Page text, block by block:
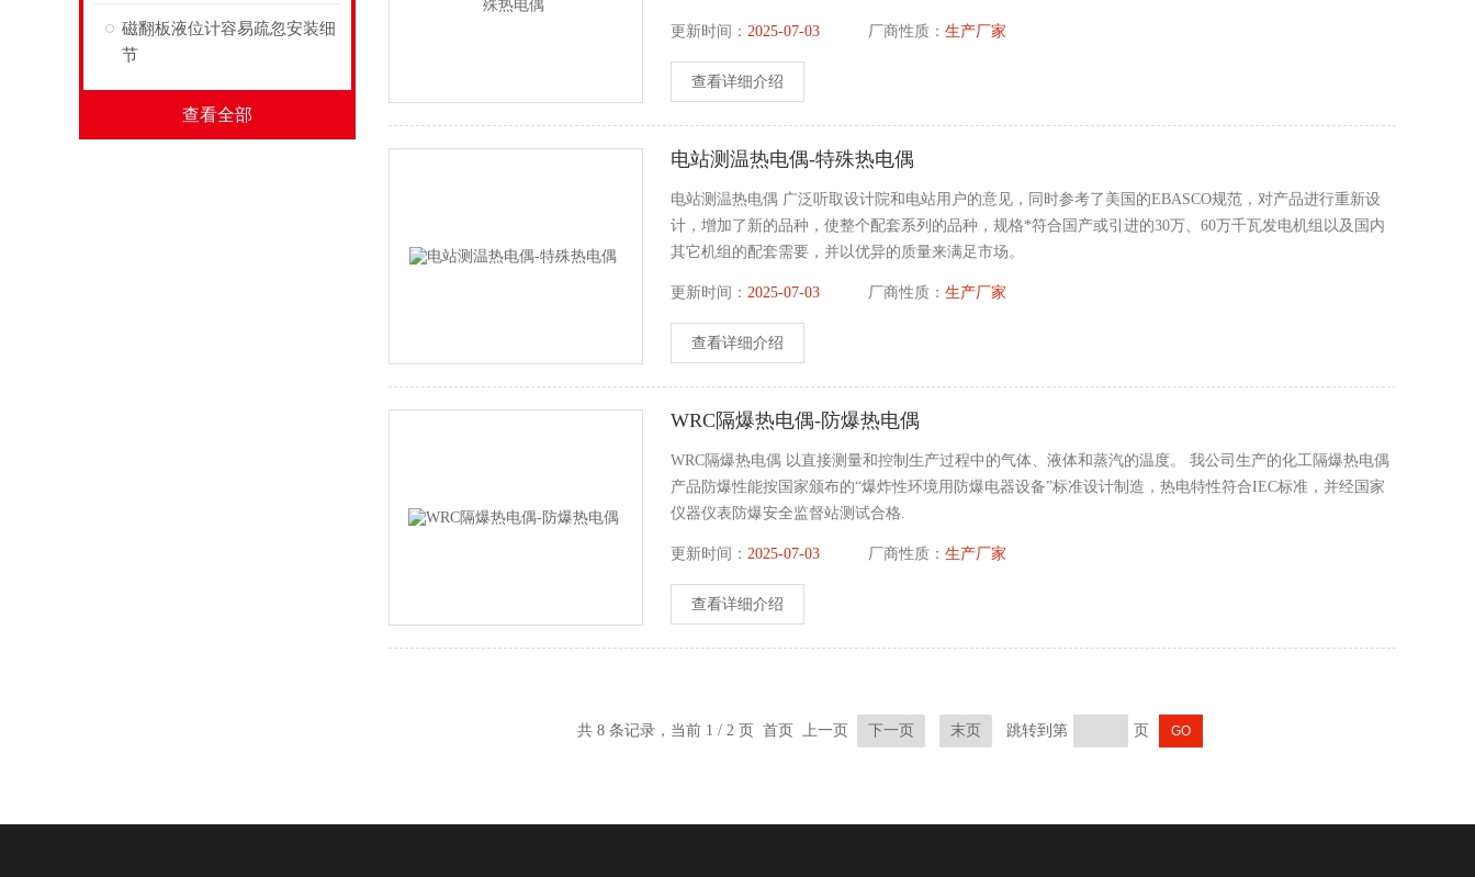
磁翻板液位计容易疏忽安装细
节
查看全部
更新时间：2025-07-03 厂商性质：生产厂家
查看详细介绍
电站测温热电偶-特殊热电偶
电站测温热电偶 广泛听取设计院和电站用户的意见，同时参考了美国的EBASCO规范，对产品进行重新设
计，增加了新的品种，使整个配套系列的品种，规格*符合国产或引进的30万、60万千瓦发电机组以及国内
其它机组的配套需要，并以优异的质量来满足市场。
更新时间：2025-07-03 厂商性质：生产厂家
查看详细介绍
WRC隔爆热电偶-防爆热电偶
WRC隔爆热电偶 以直接测量和控制生产过程中的气体、液体和蒸汽的温度。 我公司生产的化工隔爆热电偶
产品防爆性能按国家颁布的“爆炸性环境用防爆电器设备”标准设计制造，热电特性符合IEC标准，并经国家
仪器仪表防爆安全监督站测试合格.
更新时间：2025-07-03 厂商性质：生产厂家
查看详细介绍
共 8 条记录，当前 1 / 2 页 首页 上一页 下一页 末页 跳转到第 页